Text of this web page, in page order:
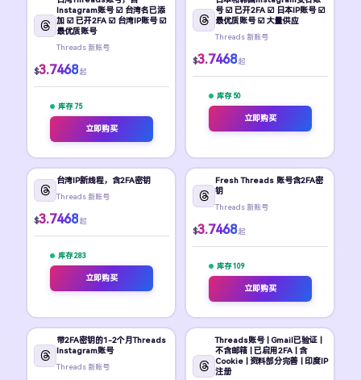
Instagram账号 ☑️ 台湾名已添
加 ☑️ 已开2FA ☑️ 台湾IP账号 ☑️
最优质账号
Threads 新账号
$3.7468 起
库存 75
立即购买
号 ☑️ 已开2FA ☑️ 日本IP账号 ☑️
最优质账号 ☑️ 大量供应
Threads 新账号
$3.7468 起
库存 50
立即购买
台湾IP新线程，含2FA密钥
Threads 新账号
$3.7468 起
库存 283
立即购买
Fresh Threads 账号含2FA密
钥
Threads 新账号
$3.7468 起
库存 109
立即购买
带2FA密钥的1-2个月Threads
Instagram账号
Threads 新账号
Threads账号 | Gmail已验证 |
不含邮箱 | 已启用2FA | 含
Cookie | 资料部分完善 | 印度IP
注册